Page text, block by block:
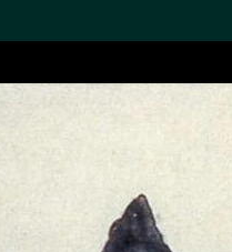
M+藏品
个结果